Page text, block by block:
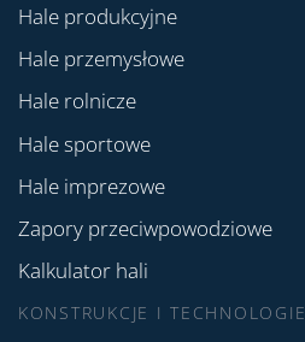
Hale produkcyjne
Hale przemysłowe
Hale rolnicze
Hale sportowe
Hale imprezowe
Zapory przeciwpowodziowe
Kalkulator hali
KONSTRUKCJE I TECHNOLOGIE